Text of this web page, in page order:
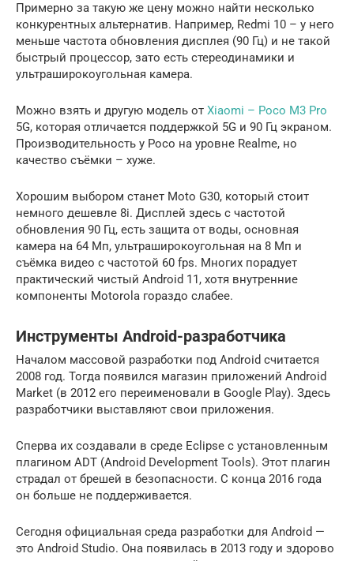
Примерно за такую же цену можно найти несколько
конкурентных альтернатив. Например, Redmi 10 – у него
меньше частота обновления дисплея (90 Гц) и не такой
быстрый процессор, зато есть стереодинамики и
ультраширокоугольная камера.
Можно взять и другую модель от Xiaomi – Poco M3 Pro
5G, которая отличается поддержкой 5G и 90 Гц экраном.
Производительность у Poco на уровне Realme, но
качество съёмки – хуже.
Хорошим выбором станет Moto G30, который стоит
немного дешевле 8i. Дисплей здесь с частотой
обновления 90 Гц, есть защита от воды, основная
камера на 64 Мп, ультраширокоугольная на 8 Мп и
съёмка видео с частотой 60 fps. Многих порадует
практический чистый Android 11, хотя внутренние
компоненты Motorola гораздо слабее.
Инструменты Android-разработчика
Началом массовой разработки под Android считается
2008 год. Тогда появился магазин приложений Android
Market (в 2012 его переименовали в Google Play). Здесь
разработчики выставляют свои приложения.
Сперва их создавали в среде Eclipse с установленным
плагином ADT (Android Development Tools). Этот плагин
страдал от брешей в безопасности. С конца 2016 года
он больше не поддерживается.
Сегодня официальная среда разработки для Android —
это Android Studio. Она появилась в 2013 году и здорово